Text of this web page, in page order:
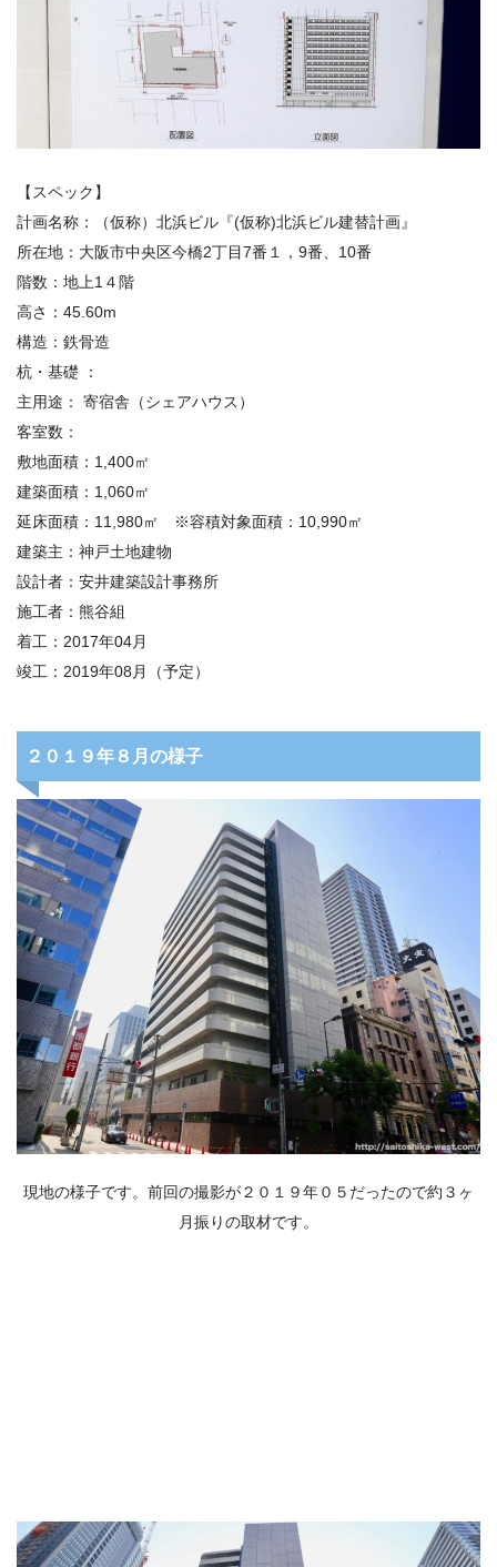
【スペック】
計画名称：（仮称）北浜ビル『(仮称)北浜ビル建替計画』
所在地 ： 大阪市中央区今橋2丁目7番１，9番、10番
階数： 地上1４階
高さ： 45.60m
構造 ： 鉄骨造
杭・基礎 ：
主用途：
寄宿舎（シェアハウス）
客室数：
敷地面積： 1,400㎡
建築面積： 1,060㎡
延床面積： 11,980㎡ ※容積対象面積：10,990㎡
建築主：神戸土地建物
設計者： 安井建築設計事務所
施工者： 熊谷組
着工： 2017年04月
竣工： 2019年08 月（予定）
２０１９年８月の様子
現地の様子です。前回の撮影が２０１９年０５だったので約３ヶ
月振りの取材です。